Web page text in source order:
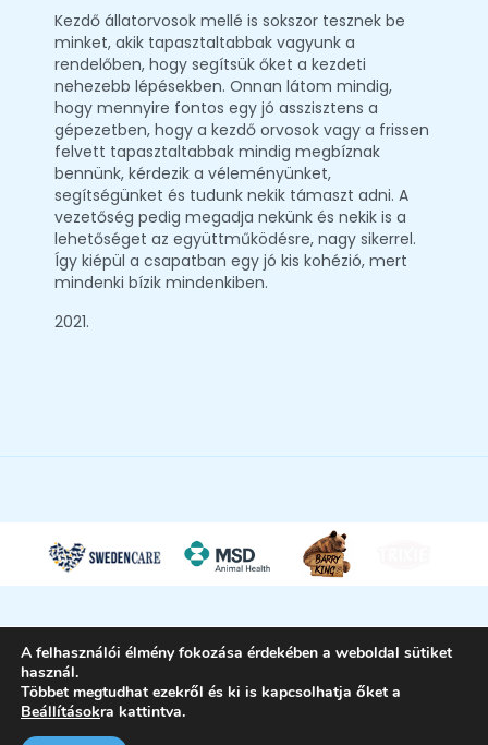
Kezdő állatorvosok mellé is sokszor tesznek be
minket, akik tapasztaltabbak vagyunk a
rendelőben, hogy segítsük őket a kezdeti
nehezebb lépésekben. Onnan látom mindig,
hogy mennyire fontos egy jó asszisztens a
gépezetben, hogy a kezdő orvosok vagy a frissen
felvett tapasztaltabbak mindig megbíznak
bennünk, kérdezik a véleményünket,
segítségünket és tudunk nekik támaszt adni. A
vezetőség pedig megadja nekünk és nekik is a
lehetőséget az együttműködésre, nagy sikerrel.
Így kiépül a csapatban egy jó kis kohézió, mert
mindenki bízik mindenkiben.
2021.
Petlegio | Trovet Hungary Kft. ©
A felhasználói élmény fokozása érdekében a weboldal sütiket
használ.
Többet megtudhat ezekről és ki is kapcsolhatja őket a
Beállításokra kattintva.